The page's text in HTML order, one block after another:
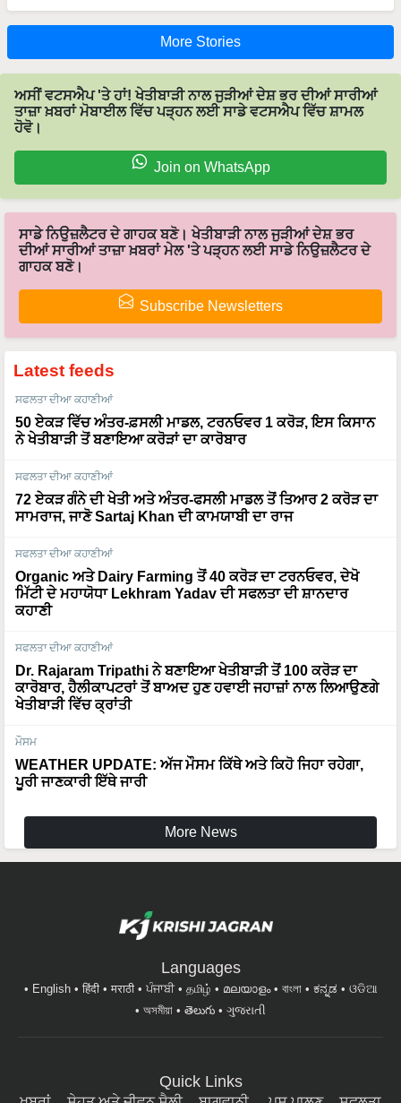
More Stories
ਅਸੀਂ ਵਟਸਐਪ 'ਤੇ ਹਾਂ! ਖੇਤੀਬਾੜੀ ਨਾਲ ਜੁੜੀਆਂ ਦੇਸ਼ ਭਰ ਦੀਆਂ ਸਾਰੀਆਂ
ਤਾਜ਼ਾ ਖ਼ਬਰਾਂ ਮੋਬਾਈਲ ਵਿੱਚ ਪੜ੍ਹਨ ਲਈ ਸਾਡੇ ਵਟਸਐਪ ਵਿੱਚ ਸ਼ਾਮਲ
ਹੋਵੋ।
Join on WhatsApp
ਸਾਡੇ ਨਿਉਜ਼ਲੈਟਰ ਦੇ ਗਾਹਕ ਬਣੋ। ਖੇਤੀਬਾੜੀ ਨਾਲ ਜੁੜੀਆਂ ਦੇਸ਼ ਭਰ
ਦੀਆਂ ਸਾਰੀਆਂ ਤਾਜ਼ਾ ਖ਼ਬਰਾਂ ਮੇਲ 'ਤੇ ਪੜ੍ਹਨ ਲਈ ਸਾਡੇ ਨਿਉਜ਼ਲੈਟਰ ਦੇ
ਗਾਹਕ ਬਣੋ।
Subscribe Newsletters
Latest feeds
ਸਫਲਤਾ ਦੀਆ ਕਹਾਣੀਆਂ
50 ਏਕੜ ਵਿੱਚ ਅੰਤਰ-ਫ਼ਸਲੀ ਮਾਡਲ, ਟਰਨਓਵਰ 1 ਕਰੋੜ, ਇਸ ਕਿਸਾਨ
ਨੇ ਖੇਤੀਬਾੜੀ ਤੋਂ ਬਣਾਇਆ ਕਰੋੜਾਂ ਦਾ ਕਾਰੋਬਾਰ
ਸਫਲਤਾ ਦੀਆ ਕਹਾਣੀਆਂ
72 ਏਕੜ ਗੰਨੇ ਦੀ ਖੇਤੀ ਅਤੇ ਅੰਤਰ-ਫਸਲੀ ਮਾਡਲ ਤੋਂ ਤਿਆਰ 2 ਕਰੋੜ ਦਾ
ਸਾਮਰਾਜ, ਜਾਣੋ Sartaj Khan ਦੀ ਕਾਮਯਾਬੀ ਦਾ ਰਾਜ
ਸਫਲਤਾ ਦੀਆ ਕਹਾਣੀਆਂ
Organic ਅਤੇ Dairy Farming ਤੋਂ 40 ਕਰੋੜ ਦਾ ਟਰਨਓਵਰ, ਦੇਖੋ
ਮਿੱਟੀ ਦੇ ਮਹਾਯੋਧਾ Lekhram Yadav ਦੀ ਸਫਲਤਾ ਦੀ ਸ਼ਾਨਦਾਰ
ਕਹਾਣੀ
ਸਫਲਤਾ ਦੀਆ ਕਹਾਣੀਆਂ
Dr. Rajaram Tripathi ਨੇ ਬਣਾਇਆ ਖੇਤੀਬਾੜੀ ਤੋਂ 100 ਕਰੋੜ ਦਾ
ਕਾਰੋਬਾਰ, ਹੈਲੀਕਾਪਟਰਾਂ ਤੋਂ ਬਾਅਦ ਹੁਣ ਹਵਾਈ ਜਹਾਜ਼ਾਂ ਨਾਲ ਲਿਆਉਣਗੇ
ਖੇਤੀਬਾੜੀ ਵਿੱਚ ਕ੍ਰਾਂਤੀ
ਮੌਸਮ
WEATHER UPDATE: ਅੱਜ ਮੌਸਮ ਕਿੱਥੇ ਅਤੇ ਕਿਹੋ ਜਿਹਾ ਰਹੇਗਾ,
ਪੂਰੀ ਜਾਣਕਾਰੀ ਇੱਥੇ ਜਾਰੀ
More News
Languages
English हिंदी मराठी ਪੰਜਾਬੀ தமிழ் മലയാളം বাংলা ಕನ್ನಡ
ଓଡିଆ
অসমীয়া
తెలుగు ગુજરાતી
Quick Links